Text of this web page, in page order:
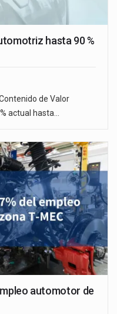
hasta 90 %
de Valor
actual hasta…
automotor de